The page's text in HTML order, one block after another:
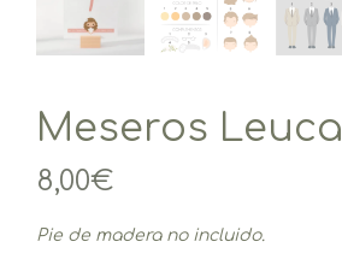
Meseros Leuca
8,00€
Pie de madera no incluido.